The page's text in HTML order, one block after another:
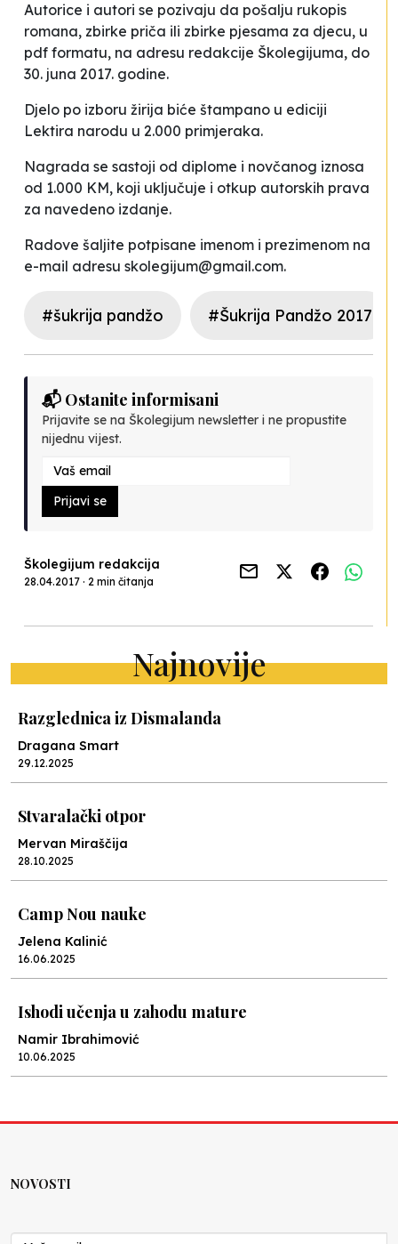
Autorice i autori se pozivaju da pošalju rukopis
romana, zbirke priča ili zbirke pjesama za djecu, u
pdf formatu, na adresu redakcije Školegijuma, do
30. juna 2017. godine.
Djelo po izboru žirija biće štampano u ediciji
Lektira narodu u 2.000 primjeraka.
Nagrada se sastoji od diplome i novčanog iznosa
od 1.000 KM, koji uključuje i otkup autorskih prava
za navedeno izdanje.
Radove šaljite potpisane imenom i prezimenom na
e-mail adresu skolegijum@gmail.com.
#šukrija pandžo #Šukrija Pandžo 2017
📬 Ostanite informisani
Prijavite se na Školegijum newsletter i ne propustite
nijednu vijest.
Prijavi se
Školegijum redakcija
28.04.2017 · 2 min čitanja
Najnovije
Razglednica iz Dismalanda
Dragana Smart
29.12.2025
Stvaralački otpor
Mervan Miraščija
28.10.2025
Camp Nou nauke
Jelena Kalinić
16.06.2025
Ishodi učenja u zahodu mature
Namir Ibrahimović
10.06.2025
Nenad Veličković
NOVOSTI